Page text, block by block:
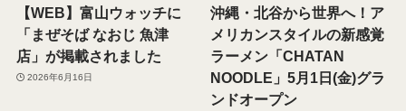
【WEB】富山ウォッチに
「まぜそば なおじ 魚津
店」が掲載されました
2026年6月16日
沖縄・北谷から世界へ！ア
メリカンスタイルの新感覚
ラーメン「CHATAN
NOODLE」5月1日(金)グラ
ンドオープン